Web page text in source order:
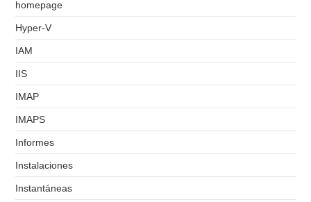
homepage
Hyper-V
IAM
IIS
IMAP
IMAPS
Informes
Instalaciones
Instantáneas